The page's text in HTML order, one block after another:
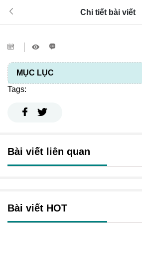
Chi tiết bài viết
MỤC LỤC
Tags:
Bài viết liên quan
Bài viết HOT